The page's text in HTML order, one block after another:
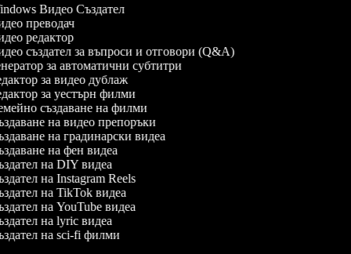
Видео Създател
преводач
редактор
създател за въпроси и отговори (Q&A)
за автоматични субтитри
за видео дублаж
за уестърн филми
създаване на филми
на видео препоръки
на градинарски видеа
на фен видеа
на DIY видеа
на Instagram Reels
на TikTok видеа
на YouTube видеа
на lyric видеа
на sci-fi филми